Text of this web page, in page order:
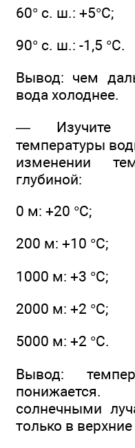
60° с. ш.: +5°С;
90° с. ш.: -1,5 °С.
Вывод: чем
вода холоднее.
— Изучите
температуры
изменении
глубиной:
0 м: +20 °С;
200 м: +10 °С;
1000 м: +3 °С;
2000 м: +2 °С;
5000 м: +2 °С.
Вывод:
понижается.
солнечными
только в